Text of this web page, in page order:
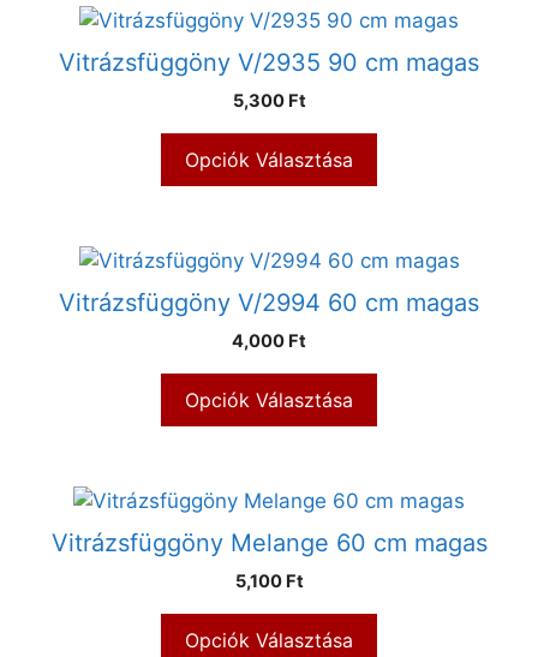
Vitrázsfüggöny V/2935 90 cm magas
5,300 Ft
Opciók Választása
Vitrázsfüggöny V/2994 60 cm magas
4,000 Ft
Opciók Választása
Vitrázsfüggöny Melange 60 cm magas
5,100 Ft
Opciók Választása